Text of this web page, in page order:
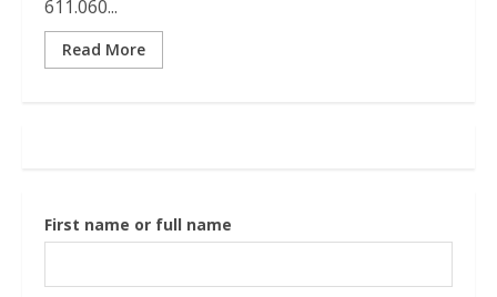
611.060...
Read More
First name or full name